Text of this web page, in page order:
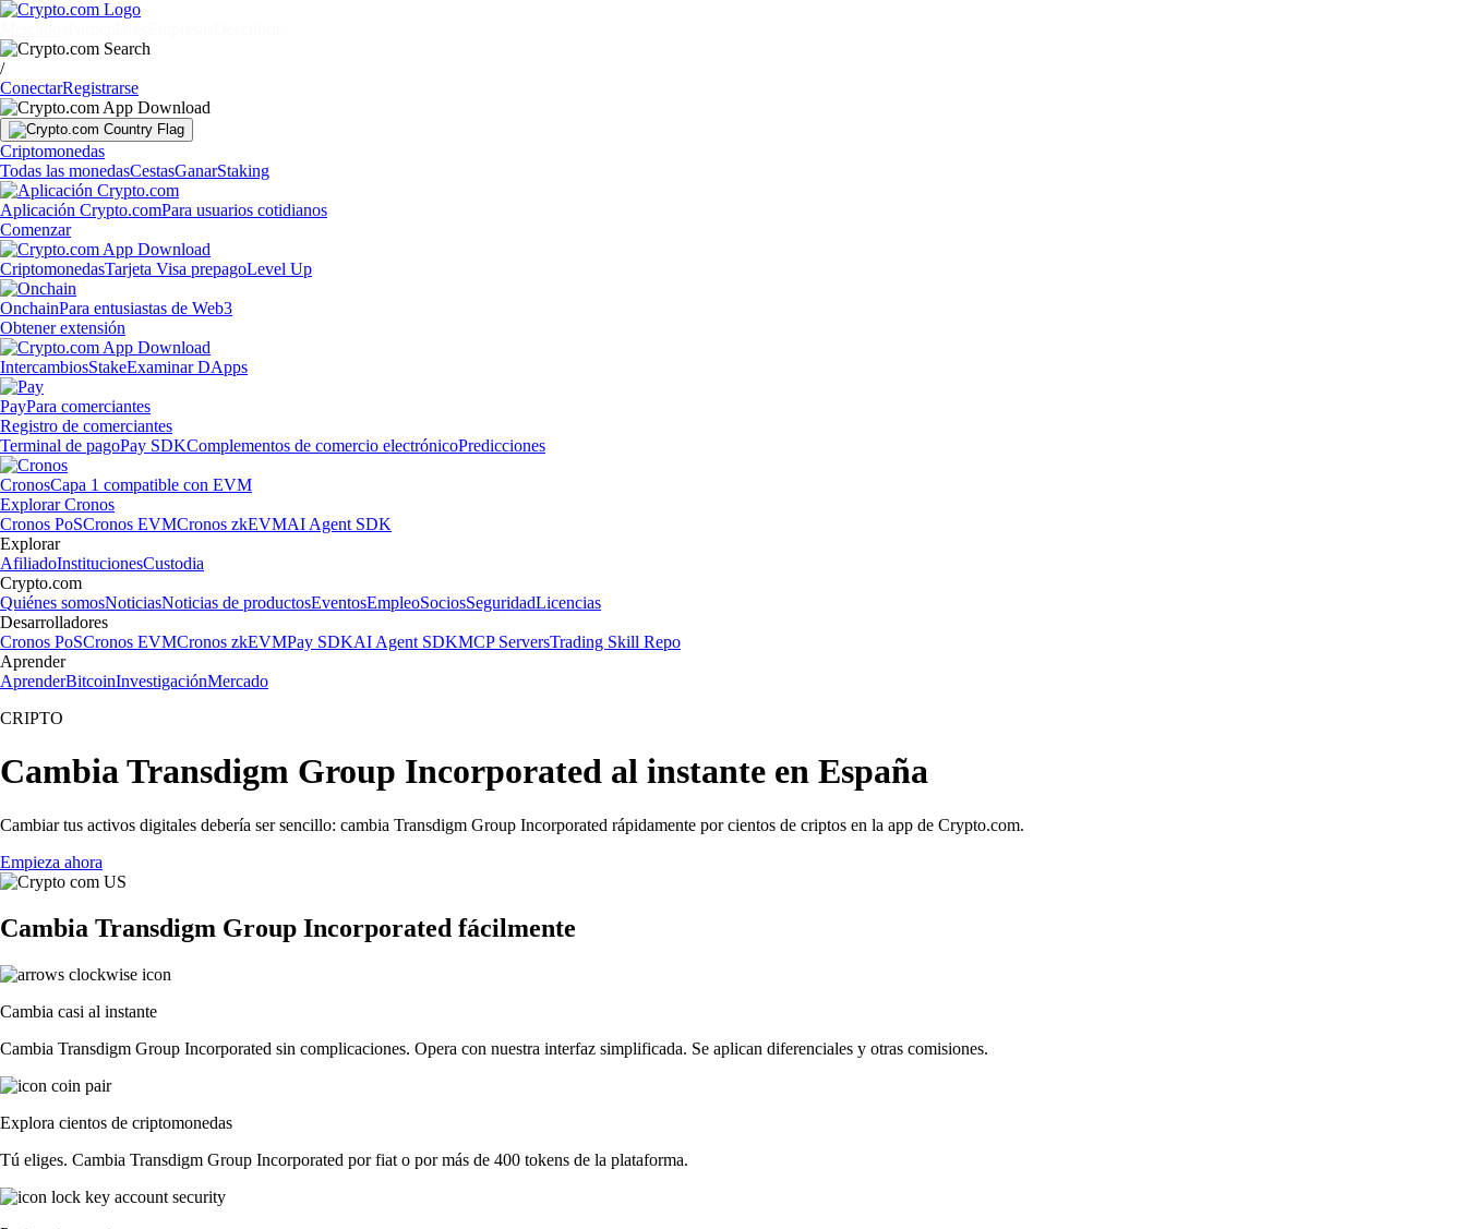
/
ConectarRegistrarse
Criptomonedas
Todas las monedasCestasGanarStaking
Aplicación Crypto.comPara usuarios cotidianos
Comenzar
CriptomonedasTarjeta Visa prepagoLevel Up
OnchainPara entusiastas de Web3
Obtener extensión
IntercambiosStakeExaminar DApps
PayPara comerciantes
Registro de comerciantes
Terminal de pagoPay SDKComplementos de comercio electrónicoPredicciones
CronosCapa 1 compatible con EVM
Explorar Cronos
Cronos PoSCronos EVMCronos zkEVMAI Agent SDK
Explorar
AfiliadoInstitucionesCustodia
Crypto.com
Quiénes somosNoticiasNoticias de productosEventosEmpleoSociosSeguridadLicencias
Desarrolladores
Cronos PoSCronos EVMCronos zkEVMPay SDKAI Agent SDKMCP ServersTrading Skill Repo
Aprender
AprenderBitcoinInvestigaciónMercado
CRIPTO
Cambia Transdigm Group Incorporated al instante en España
Cambiar tus activos digitales debería ser sencillo: cambia Transdigm Group Incorporated rápidamente por cientos de criptos en la app de Crypto.com.
Empieza ahora
Cambia Transdigm Group Incorporated fácilmente
Cambia casi al instante
Cambia Transdigm Group Incorporated sin complicaciones. Opera con nuestra interfaz simplificada. Se aplican diferenciales y otras comisiones.
Explora cientos de criptomonedas
Tú eliges. Cambia Transdigm Group Incorporated por fiat o por más de 400 tokens de la plataforma.